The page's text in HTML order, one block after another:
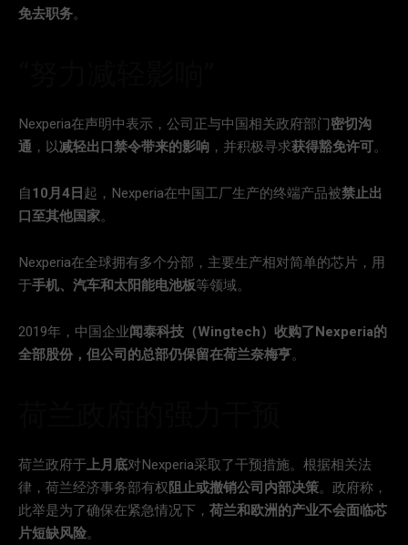
免去职务。
Nexperia在声明中表示，公司正与中国相关政府部门密切沟
通 ，以减轻出口禁令带来的影响 ，并积极寻求获得豁免许可。
自10月4日起，Nexperia在中国工厂生产的终端产品被禁止出
口至其他国家。
Nexperia在全球拥有多个分部，主要生产相对简单的芯片，用
于手机、汽车和太阳能电池板等领域。
2019年，中国企业闻泰科技（Wingtech）收购了Nexperia的
全部股份，但公司的总部仍保留在荷兰奈梅亨。
荷兰政府于上月底对Nexperia采取了干预措施。根据相关法
律，荷兰经济事务部有权阻止或撤销公司内部决策。政府称，
此举是为了确保在紧急情况下， 荷兰和欧洲的产业不会面临芯
片短缺风险。